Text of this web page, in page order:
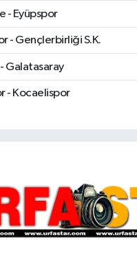
- Eyüpspor
- Gençlerbirliği S.K.
- Galatasaray
- Kocaelispor